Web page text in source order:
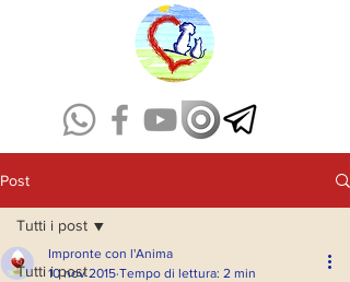
Post
Tutti i post
Tutti i post
Impronte con l'Anima
10 nov 2015 Tempo di lettura: 2 min